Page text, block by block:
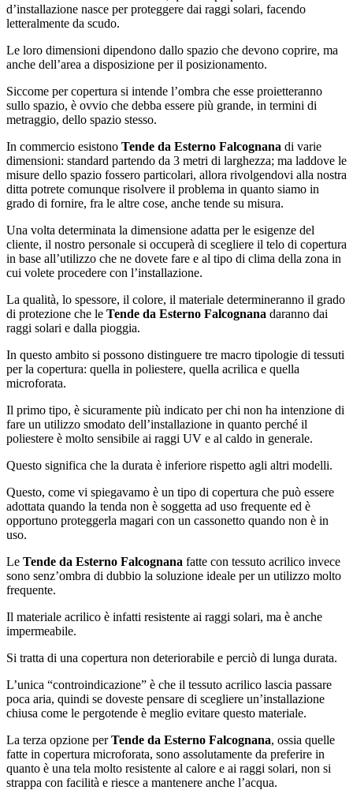
d’installazione nasce per proteggere dai raggi solari, facendo
letteralmente da scudo.
Le loro dimensioni dipendono dallo spazio che devono coprire, ma
anche dell’area a disposizione per il posizionamento.
Siccome per copertura si intende l’ombra che esse proietteranno
sullo spazio, è ovvio che debba essere più grande, in termini di
metraggio, dello spazio stesso.
In commercio esistono Tende da Esterno Falcognana di varie
dimensioni: standard partendo da 3 metri di larghezza; ma laddove le
misure dello spazio fossero particolari, allora rivolgendovi alla nostra
ditta potrete comunque risolvere il problema in quanto siamo in
grado di fornire, fra le altre cose, anche tende su misura.
Una volta determinata la dimensione adatta per le esigenze del
cliente, il nostro personale si occuperà di scegliere il telo di copertura
in base all’utilizzo che ne dovete fare e al tipo di clima della zona in
cui volete procedere con l’installazione.
La qualità, lo spessore, il colore, il materiale determineranno il grado
di protezione che le Tende da Esterno Falcognana daranno dai
raggi solari e dalla pioggia.
In questo ambito si possono distinguere tre macro tipologie di tessuti
per la copertura: quella in poliestere, quella acrilica e quella
microforata.
Il primo tipo, è sicuramente più indicato per chi non ha intenzione di
fare un utilizzo smodato dell’installazione in quanto perché il
poliestere è molto sensibile ai raggi UV e al caldo in generale.
Questo significa che la durata è inferiore rispetto agli altri modelli.
Questo, come vi spiegavamo è un tipo di copertura che può essere
adottata quando la tenda non è soggetta ad uso frequente ed è
opportuno proteggerla magari con un cassonetto quando non è in
uso.
Le Tende da Esterno Falcognana fatte con tessuto acrilico invece
sono senz’ombra di dubbio la soluzione ideale per un utilizzo molto
frequente.
Il materiale acrilico è infatti resistente ai raggi solari, ma è anche
impermeabile.
Si tratta di una copertura non deteriorabile e perciò di lunga durata.
L’unica “controindicazione” è che il tessuto acrilico lascia passare
poca aria, quindi se doveste pensare di scegliere un’installazione
chiusa come le pergotende è meglio evitare questo materiale.
La terza opzione perTende da Esterno Falcognana, ossia quelle
fatte in copertura microforata, sono assolutamente da preferire in
quanto è una tela molto resistente al calore e ai raggi solari, non si
strappa con facilità e riesce a mantenere anche l’acqua.